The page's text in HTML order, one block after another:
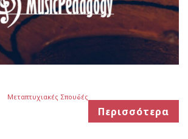
Μεταπτυχιακές Σπουδές
Περισσότερα